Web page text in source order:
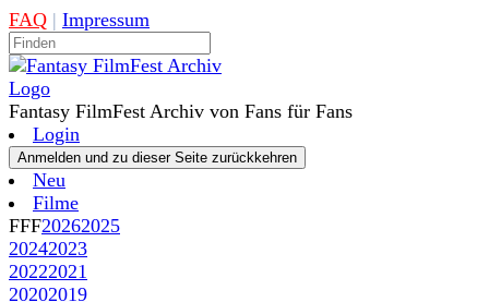
FAQ | Impressum
Fantasy FilmFest Archiv von Fans für Fans
Login
Neu
Filme
FFF20262025
20242023
20222021
20202019